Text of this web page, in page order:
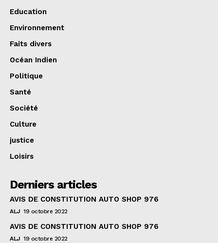
Education
Environnement
Faits divers
Océan Indien
Politique
Santé
Société
Culture
justice
Loisirs
Derniers articles
AVIS DE CONSTITUTION AUTO SHOP 976
ALJ 19 octobre 2022
AVIS DE CONSTITUTION AUTO SHOP 976
ALJ 19 octobre 2022